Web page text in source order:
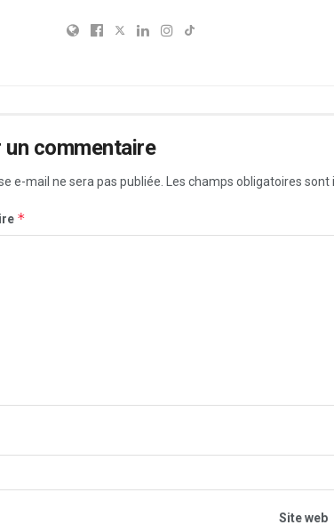
un commentaire
e-mail ne sera pas publiée. Les champs obligatoires sont
*
Site web